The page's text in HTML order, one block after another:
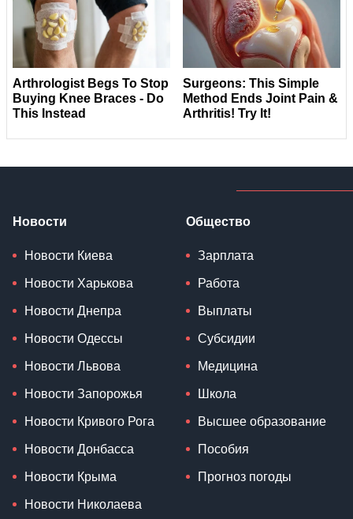
Новости
Новости Киева
Новости Харькова
Новости Днепра
Новости Одессы
Новости Львова
Новости Запорожья
Новости Кривого Рога
Новости Донбасса
Новости Крыма
Новости Николаева
Общество
Зарплата
Работа
Выплаты
Субсидии
Медицина
Школа
Высшее образование
Пособия
Прогноз погоды